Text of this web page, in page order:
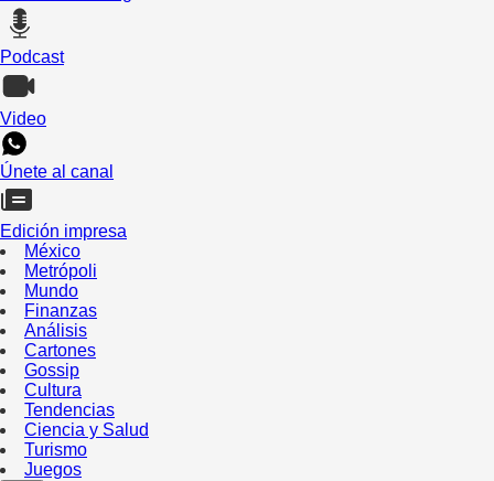
Podcast
Video
Únete al canal
Edición impresa
México
Metrópoli
Mundo
Finanzas
Análisis
Cartones
Gossip
Cultura
Tendencias
Ciencia y Salud
Turismo
Juegos